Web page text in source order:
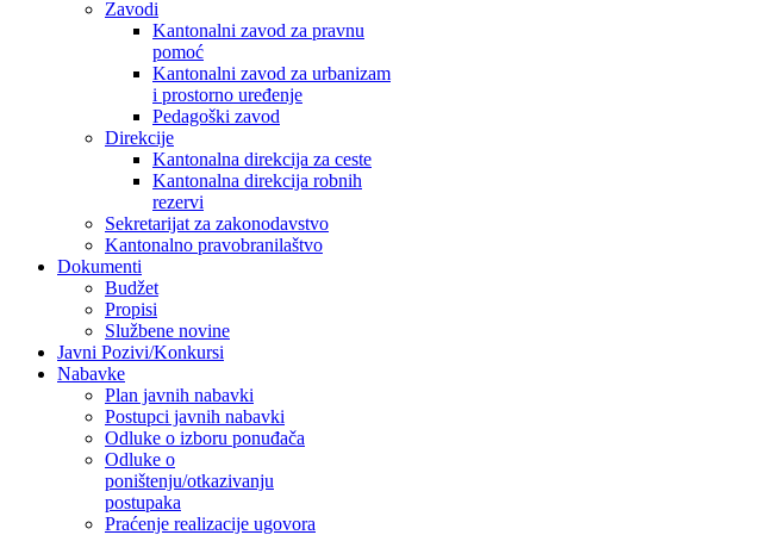
Zavodi
Kantonalni zavod za pravnu
pomoć
Kantonalni zavod za urbanizam
i prostorno uređenje
Pedagoški zavod
Direkcije
Kantonalna direkcija za ceste
Kantonalna direkcija robnih
rezervi
Sekretarijat za zakonodavstvo
Kantonalno pravobranilaštvo
Dokumenti
Budžet
Propisi
Službene novine
Javni Pozivi/Konkursi
Nabavke
Plan javnih nabavki
Postupci javnih nabavki
Odluke o izboru ponuđača
Odluke o
poništenju/otkazivanju
postupaka
Praćenje realizacije ugovora